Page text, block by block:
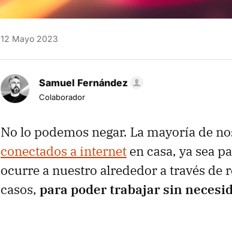
12 Mayo 2023
Samuel Fernández
Colaborador
No lo podemos negar. La mayoría de
conectados a internet en casa, ya sea
ocurre a nuestro alrededor a través de
casos, para poder trabajar sin